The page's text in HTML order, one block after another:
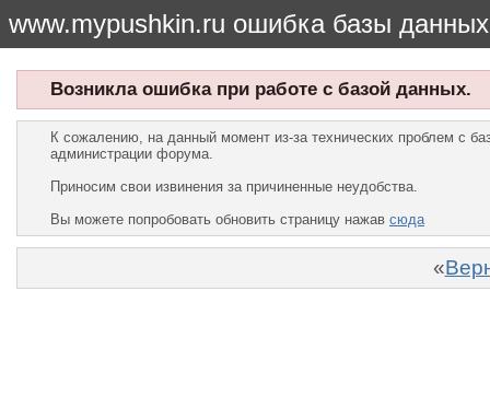
www.mypushkin.ru ошибка базы данных
Возникла ошибка при работе с базой данных.
К сожалению, на данный момент из-за технических проблем с
администрации форума.
Приносим свои извинения за причиненные неудобства.
Вы можете попробовать обновить страницу нажав сюда
«